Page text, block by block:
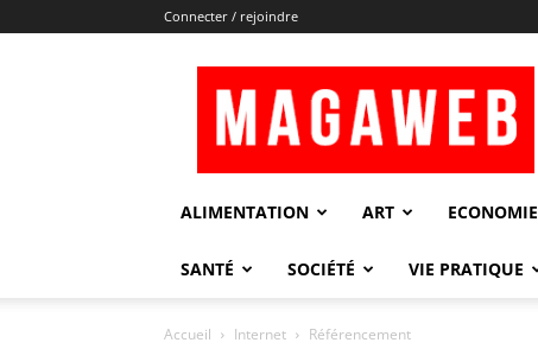
Connecter / rejoindre
ALIMENTATION ART ECONOMIE
SANTÉ SOCIÉTÉ VIE PRATIQUE
Accueil Internet Référencement